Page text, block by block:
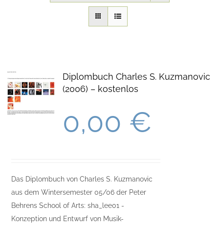
Kontakt
Datenschutzerklärung
Diplombuch Charles S. Kuzmanovic
(2006) – kostenlos
0,00 €
Das Diplombuch von Charles S. Kuzmanovic
aus dem Wintersemester 05/06 der Peter
Behrens School of Arts: sha_lee01 -
Konzeption und Entwurf von Musik-